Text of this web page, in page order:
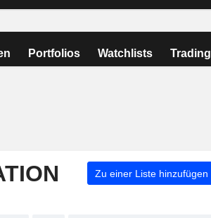
Portfolios Watchlists Trading
Zu einer Liste hinzufügen